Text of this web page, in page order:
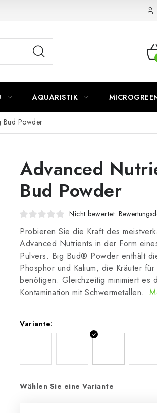
AQUARISTIK
Bud Powder
Advanced
Bud Powder
Nicht bewertet
Probieren Sie die Kraft des
Advanced Nutrients in der Form
Pulvers. Big Bud® Powder enthält
Phosphor und Kalium, die Kräuter
benötigen. Gleichzeitig minimiert es
Kontamination mit Schwermetallen.
Variante:
Wählen Sie eine Variante